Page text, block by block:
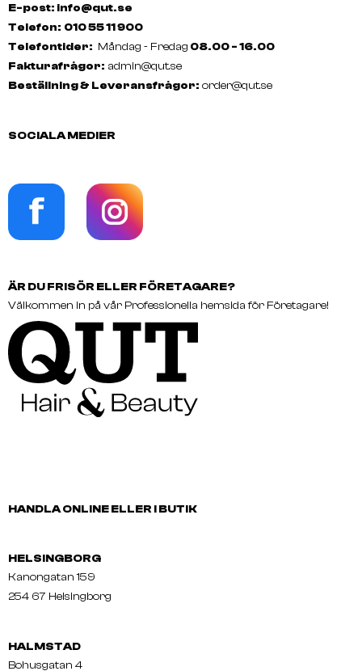
E-post: info@qut.se
Telefon: 010 55 11 900
Telefontider: Måndag - Fredag 08.00 - 16.00
Fakturafrågor: admin@qut.se
Beställning & Leveransfrågor: order@qut.se
SOCIALA MEDIER
ÄR DU FRISÖR ELLER FÖRETAGARE?
Välkommen in på vår Professionella hemsida för Företagare!
HANDLA ONLINE ELLER I BUTIK
HELSINGBORG
Kanongatan 159
254 67 Helsingborg
HALMSTAD
Bohusgatan 4